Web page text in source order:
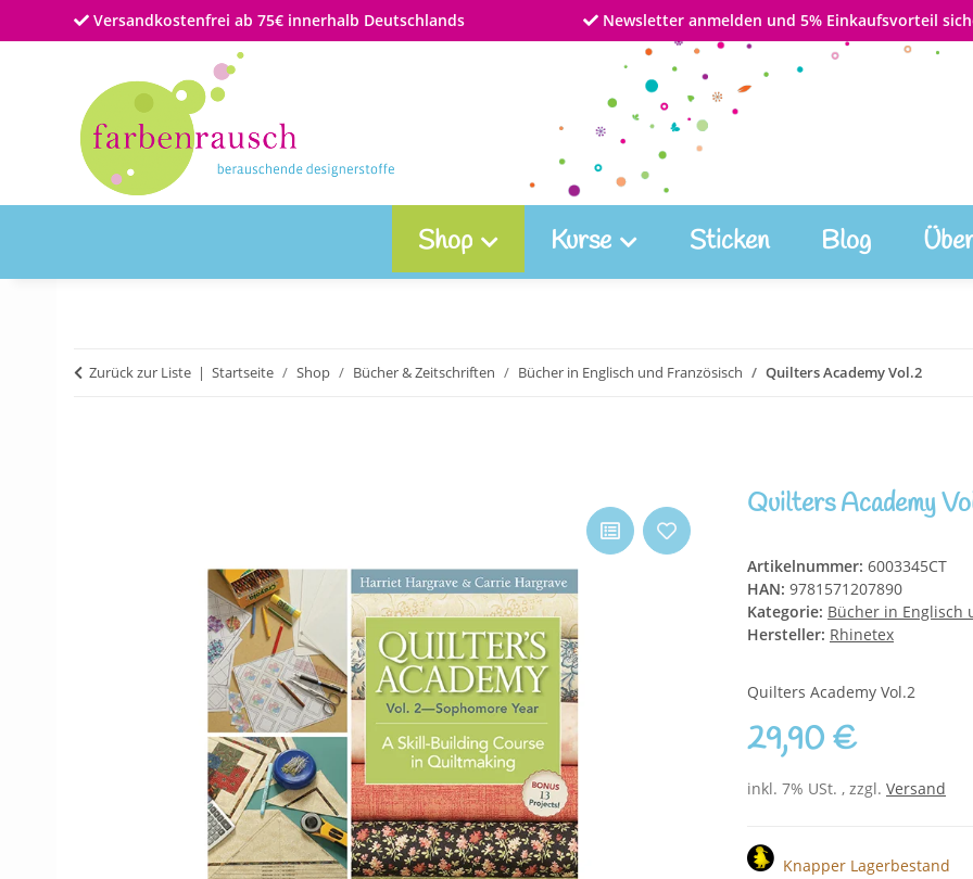
Versandkostenfrei ab 75€ innerhalb Deutschlands Newsletter anmelden und 5% Einkaufsvorteil
Shop Kurse Sticken Blog
Zurück zur Liste Startseite Shop Bücher & Zeitschriften Bücher in Englisch und Französisch Quilters Academy Vol.2
Quilters Academy
Artikelnummer: 6003345CT
HAN: 9781571207890
Kategorie: Bücher in Englisch
Hersteller: Rhinetex
Quilters Academy Vol.2
29,90 €
inkl. 7% USt. , zzgl. Versand
Knapper Lagerbestand